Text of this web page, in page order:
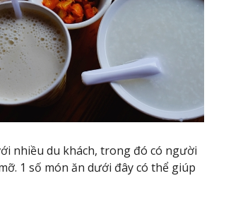
nhiều du khách, trong đó có người
1 số món ăn dưới đây có thể giúp